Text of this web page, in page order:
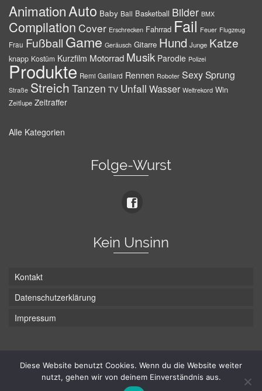
AnimationAuto Baby Ball Basketball Bilder BMX
Compilation Cover Erschrecken Fahrrad Fail Feuer Flugzeug
Frau Fußball Game Geräusch Gitarre Hund Junge Katze
knapp Kostüm Kurzfilm Motorrad Musik Parodie Polizei
Produkte Remi Gaillard Rennen Roboter SexySprung
Straße Streich Tanzen TV Unfall Wasser Weltrekord Win
Zeitlupe Zeitraffer
Alle Kategorien
Folge-Wurst
Kein Unsinn
Kontakt
Datenschutzerklärung
Impressum
© Hans-Wurst.net - Gute Laune seit 2005
Diese Website benutzt Cookies. Wenn du die Website weiter
nutzt, gehen wir von deinem Einverständnis aus.